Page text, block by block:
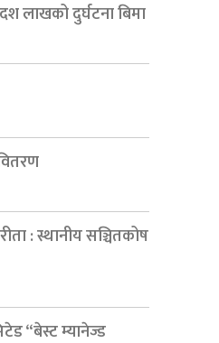
लाखको दुर्घटना बिमा
: स्थानीय सञ्चितकोष
“बेस्ट म्यानेज्ड